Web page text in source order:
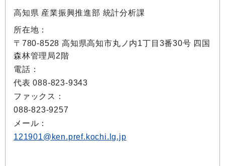
高知県 産業振興推進部 統計分析課
所在地：
〒780-8528 高知県高知市丸ノ内1丁目3番30号 四国
森林管理局2階
電話：
代表 088-823-9343
ファックス：
088-823-9257
メール：
121901@ken.pref.kochi.lg.jp